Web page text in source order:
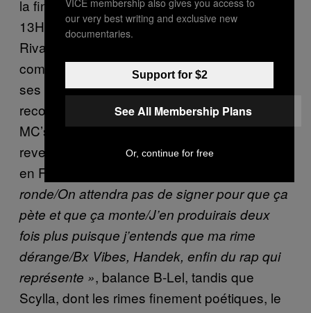
la fin des années 2000 (Convok, B-Lel,
13Hor, Kaz Robio, Sidéral, ZA, Psmaker,
Rival, Gandhi). L’ensemble du territoire
comprend alors qu’il est temps d’être fier de
ses origines, que le succès et la
reconnaissance ne sont pas réservés aux
MC’s hexagonaux et qu’il est possible de
revendiquer un rap différent de celui proposé
en France.
ronde/On attendra pas de signer pour que ça
pète et que ça monte/J’en produirais deux
fois plus puisque j’entends que ma rime
dérange/Bx Vibes, Handek, enfin du rap qui
représente », balance B-Lel, tandis que
Scylla, dont les rimes finement poétiques, le
our very best writing and exclusive new
documentaries.
Support for $2
See All Membership Plans
Or, continue for free